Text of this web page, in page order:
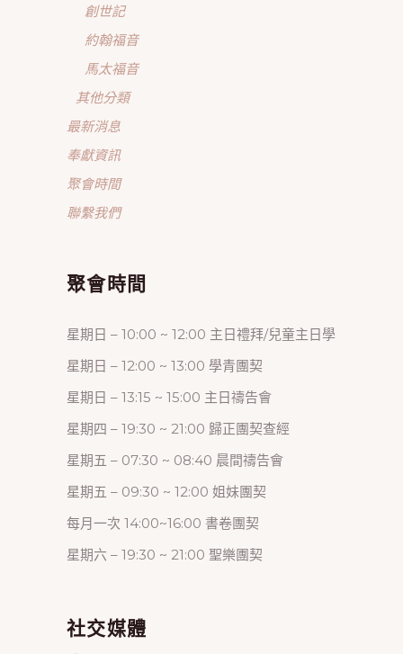
創世記
約翰福音
馬太福音
其他分類
最新消息
奉獻資訊
聚會時間
聯繫我們
聚會時間
星期日 – 10:00 ~ 12:00 主日禮拜/兒童主日學
星期日 – 12:00 ~ 13:00 學青團契
星期日 – 13:15 ~ 15:00 主日禱告會
星期四 – 19:30 ~ 21:00 歸正團契查經
星期五 – 07:30 ~ 08:40 晨間禱告會
星期五 – 09:30 ~ 12:00 姐妹團契
每月一次 14:00~16:00 書卷團契
星期六 – 19:30 ~ 21:00 聖樂團契
社交媒體